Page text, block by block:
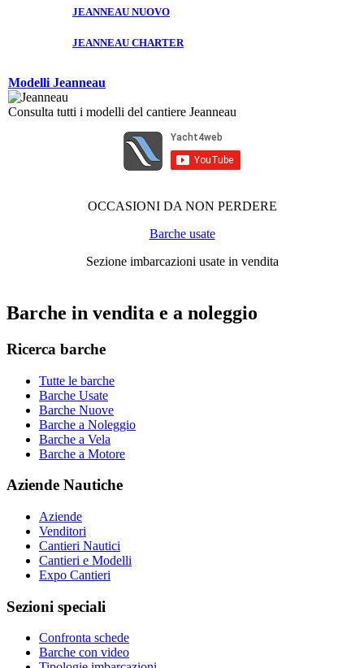
JEANNEAU NUOVO
JEANNEAU CHARTER
Modelli Jeanneau
Consulta tutti i modelli del cantiere Jeanneau
OCCASIONI DA NON PERDERE
Barche usate
Sezione imbarcazioni usate in vendita
Barche in vendita e a noleggio
Ricerca barche
Tutte le barche
Barche Usate
Barche Nuove
Barche a Noleggio
Barche a Vela
Barche a Motore
Aziende Nautiche
Aziende
Venditori
Cantieri Nautici
Cantieri e Modelli
Expo Cantieri
Sezioni speciali
Confronta schede
Barche con video